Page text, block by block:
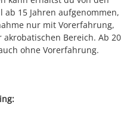
15 Jahren aufgenommen,
nur mit Vorerfahrung,
Bereich. Ab 20
ohne Vorerfahrung.